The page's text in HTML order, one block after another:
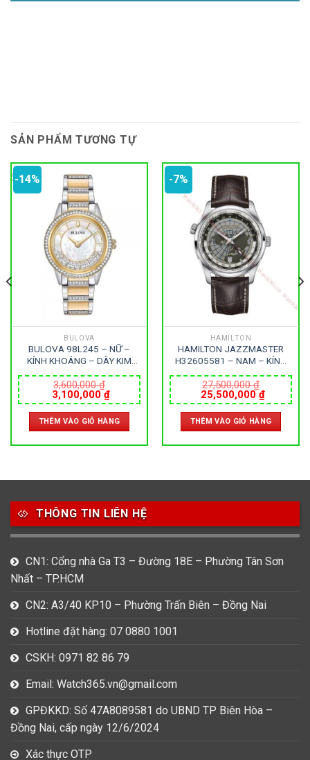
SẢN PHẨM TƯƠNG TỰ
-14%
BULOVA
BULOVA 98L245 – NỮ –
KÍNH KHOÁNG – DÂY KIM
MÁY THỤY SỸ
3,600,000₫
Giá
gốc
là:
3,600,000 ₫.
3,100,000 ₫Giá
hiện
tại
là:
3,100,000 ₫.
THÊM VÀO GIỎ HÀNG
-7%
HAMILTON
HAMILTON JAZZMASTER
H32605581 – NAM – KÍNH
AUTOMATIC – SIZE 42MM –
MÁY THỤY SỸ
27,500,000₫
Giá
gốc
là:
27,500,000 ₫.
25,500,000 ₫Giá
hiện
tại
là:
THÊM VÀO GIỎ HÀNG
THÔNG TIN LIÊN HỆ
CN1: Cổng nhà Ga T3 – Đường 18E – Phường Tân Sơn
Nhất – TP.HCM
CN2: A3/40 KP10 – Phường Trấn Biên – Đồng Nai
Hotline đặt hàng: 07 0880 1001
CSKH: 0971 82 86 79
Email: Watch365.vn@gmail.com
GPĐKKD: Số 47A8089581 do UBND TP Biên Hòa –
Đồng Nai, cấp ngày 12/6/2024
Xác thực OTP